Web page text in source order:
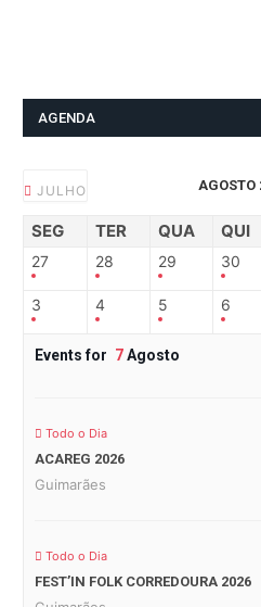
AGENDA
JULHO AGOSTO
SEG TER QUA QUI
27 28 29 30
3 4 5 6
Events for 7Agosto
Todo o Dia
ACAREG 2026
Guimarães
Todo o Dia
FEST’IN FOLK CORREDOURA 2026